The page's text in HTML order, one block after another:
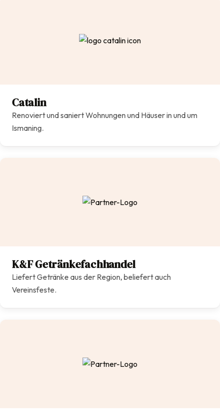
Catalin
Renoviert und saniert Wohnungen und Häuser in und um
Ismaning.
K&F Getränkefachhandel
Liefert Getränke aus der Region, beliefert auch
Vereinsfeste.